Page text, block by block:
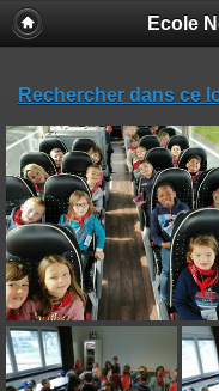
Ecole
Rechercher dans ce